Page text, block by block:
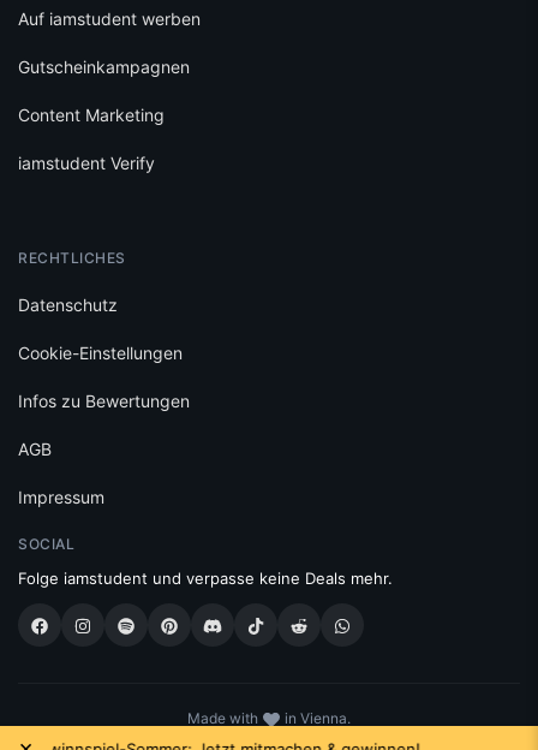
Auf iamstudent werben
Gutscheinkampagnen
Content Marketing
iamstudent Verify
RECHTLICHES
Datenschutz
Cookie-Einstellungen
Infos zu Bewertungen
AGB
Impressum
SOCIAL
Folge iamstudent und verpasse keine Deals mehr.
Made with
in Vienna.